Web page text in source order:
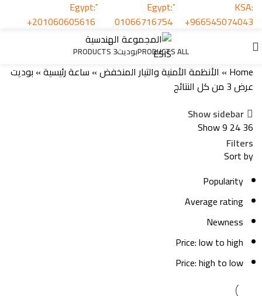
KSA:
+966545074043
ُEgypt:
01066716754
+201060605616
بوديت Categories
ALL
PRODUCTSبوديت3 PRODUCTS
Home
» الأنظمة الأمنية والتيار المنخفض» ساعة رئيسية» بوديت
عرض ⁦3⁩ من كل النتائج
Show sidebar
Show9 2436
Filters
Sort by
Popularity
Average rating
Newness
Price: low to high
Price: high to low